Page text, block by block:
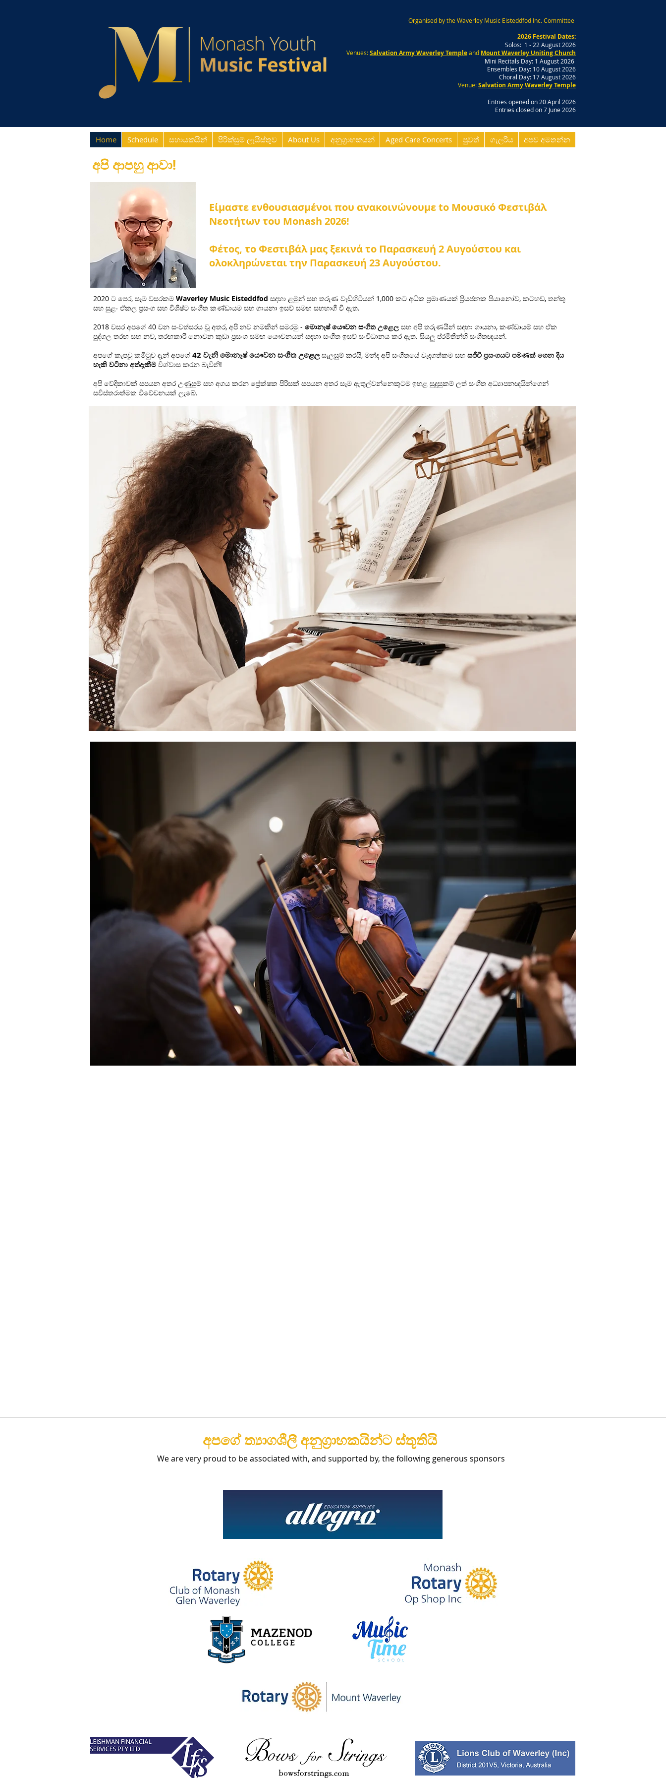
Organised by the Waverley Music Eisteddfod Inc. Committee
2026 Festival Dates:
Solos: 1 - 22 August 2026
Venues:Salvation Army Waverley Templeand Mount Waverley Uniting Church
Mini Recitals Day: 1 August 2026
Ensembles Day: 10 August 2026
Choral Day: 17 August 2026
Venue:Salvation Army Waverley Temple
Entries opened on 20 April 2026
Entries closed on 7 June 2026
Home Schedule සහායකයින් පිරික්සුම් ලැයිස්තුව About Us අනුග්‍රාහකයන් Aged Care Concerts පුවත් ගැලරිය අපව අමතන්න
අපි ආපහු ආවා!
Είμαστε ενθουσιασμένοι που ανακοινώνουμε to Μουσικό Φεστιβάλ
Νεοτήτων του Monash 2026!
Φέτος, το Φεστιβάλ μας ξεκινά το Παρασκευή 2 Αυγούστου και
ολοκληρώνεται την Παρασκευή 23 Αυγούστου.
2020 ට පෙර, සෑම වසරකම Waverley Music Eisteddfod සඳහා ළමුන් සහ තරුණ වැඩිහිටියන් 1,000 කට අධික ප්‍රමාණයක් ප්‍රියජනක පියානෝව, කටහඬ, තන්තු
සහ සුළං ඒකල ප්‍රසංග සහ විශිෂ්ට සංගීත කණ්ඩායම සහ ගායනා ඉසව් සමඟ සහභාගී වී ඇත.
2018 වසර අපගේ 40 වන සංවත්සරය වූ අතර, අපි නව නමකින් සමරමු - මොනෑෂ් යෞවන සංගීත උළෙල සහ අපි තරුණයින් සඳහා ගායනා, කණ්ඩායම් සහ ඒක
පුද්ගල තරඟ සහ නව, තරඟකාරී නොවන කුඩා ප්‍රසංග සමඟ යෞවනයන් සඳහා සංගීත ඉසව් සංවිධානය කර ඇත. සියලු ප්රමිතීන්හි සංගීතඥයන්.
අපගේ කැපවූ කමිටුව දැන් අපගේ 42 වැනි මොනෑෂ් යෞවන සංගීත උළෙලසැලසුම් කරයි, මන්ද අපි සංගීතයේ වැදගත්කම සහ සජීවී ප්‍රසංගයට පමණක් ගෙන දිය
හැකි වටිනා අත්දැකීම විශ්වාස කරන බැවිනි!
අපි වේදිකාවක් සපයන අතර උණුසුම් සහ අගය කරන ප්‍රේක්ෂක පිරිසක් සපයන අතර සෑම ඇතුල්වන්නෙකුටම ඉහළ සුදුසුකම් ලත් සංගීත අධ්‍යාපනඥයින්ගෙන්
සවිස්තරාත්මක විවේචනයක් ලැබේ.
අපගේ ත්‍යාගශීලී අනුග්‍රාහකයින්ට ස්තූතියි
We are very proud to be associated with, and supported by, the following generous sponsors